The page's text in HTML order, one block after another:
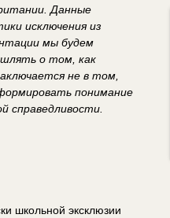
Данные
исключения из
мы будем
о том, как
не в том,
понимание
справедливости.
школьной эксклюзии